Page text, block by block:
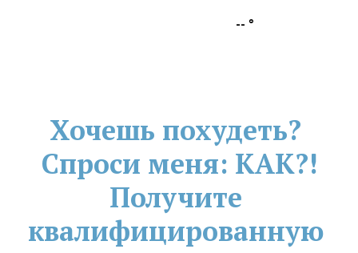
-- °
Хочешь похудеть?
Спроси меня: КАК?!
Получите
квалифицированную